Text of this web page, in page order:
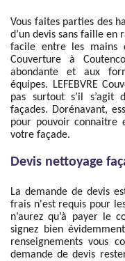
Vous faites parties des
d’un devis sans faille en
facile entre les mains
Couverture à
abondante et aux
équipes. LEFEBVRE
pas surtout s’il
façades. Dorénavant,
pour pouvoir connaitre
votre façade.
Devis nettoyage
La demande de devis
frais n'est requis pour
n’aurez qu’à payer le
signez bien
renseignements vous
demande de devis